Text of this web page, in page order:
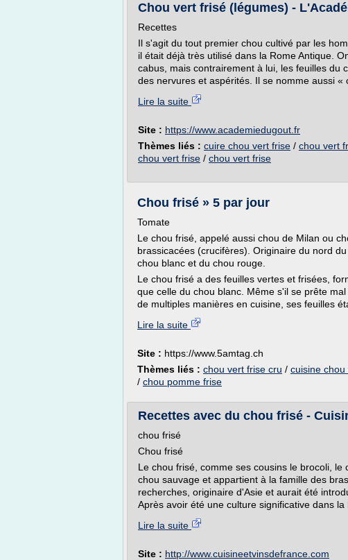
Chou vert frisé (légumes) -
Recettes
Il s'agit du tout premier chou cultivé par les
il était déjà très utilisé dans la Rome Antique.
cabus, mais contrairement à lui, les feuilles du
des nervures et aspérités. Il se nomme aussi «
Lire la suite
Site : https://www.academiedugout.fr
Thèmes liés : cuire chou vert frise / chou vert
chou vert frise / chou vert frise
Chou frisé » 5 par jour
Tomate
Le chou frisé, appelé aussi chou de Milan ou
brassicacées (crucifères). Originaire du nord
chou blanc et du chou rouge.
Le chou frisé a des feuilles vertes et frisées,
que celle du chou blanc. Même s'il se prête
de multiples manières en cuisine, ses feuilles
Lire la suite
Site : https://www.5amtag.ch
Thèmes liés : chou vert frise cru / cuisine chou
/ chou pomme frise
Recettes avec du chou frisé -
chou frisé
Chou frisé
Le chou frisé, comme ses cousins le brocoli,
chou sauvage et appartient à la famille des
recherches, originaire d'Asie et aurait été
Après avoir été une culture significative dans la
Lire la suite
Site : http://www.cuisineetvinsdefrance.com